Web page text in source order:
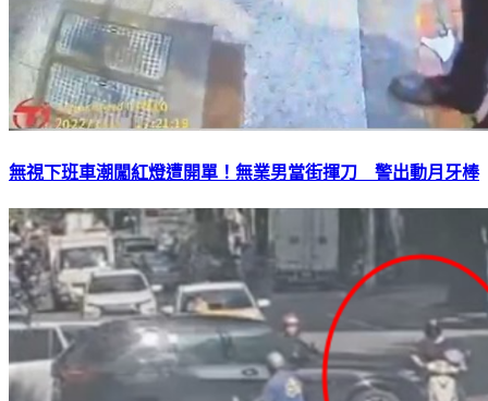
無視下班車潮闖紅燈遭開單！無業男當街揮刀 警出動月牙棒